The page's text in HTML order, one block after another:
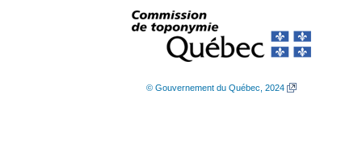
© Gouvernement du Québec, 2024